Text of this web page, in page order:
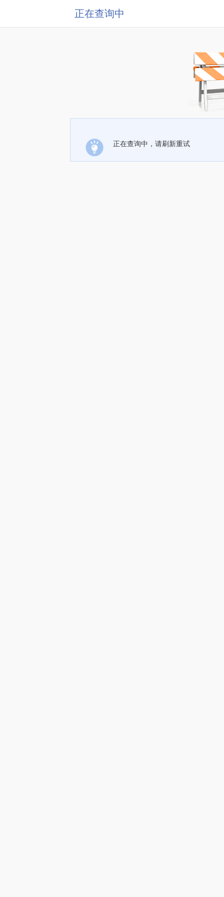
正在查询中
正在查询中，请刷新重试